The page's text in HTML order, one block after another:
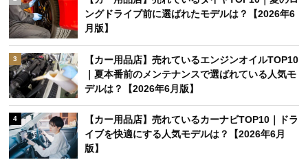
ングドライブ前に選ばれたモデルは？【2026年6
月版】
3
【カー用品店】売れているエンジンオイルTOP10
｜夏本番前のメンテナンスで選ばれている人気モ
デルは？【2026年6月版】
4
【カー用品店】売れているカーナビTOP10｜ドラ
イブを快適にする人気モデルは？【2026年6月
版】